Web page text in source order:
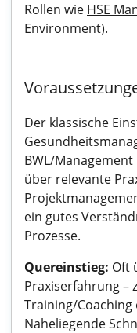
Rollen wie HSE
Environment).
Der klassische
BWL/
über relevante
ein gutes
Prozesse.
Quereinstieg: Oft
Praxiserfahrung –
Training/
Naheliegende